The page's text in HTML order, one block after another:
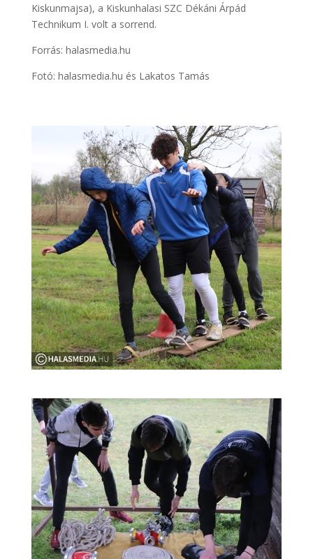
Kiskunmajsa), a Kiskunhalasi SZC Dékáni Árpád
Technikum I. volt a sorrend.
Forrás: halasmedia.hu
Fotó: halasmedia.hu és Lakatos Tamás